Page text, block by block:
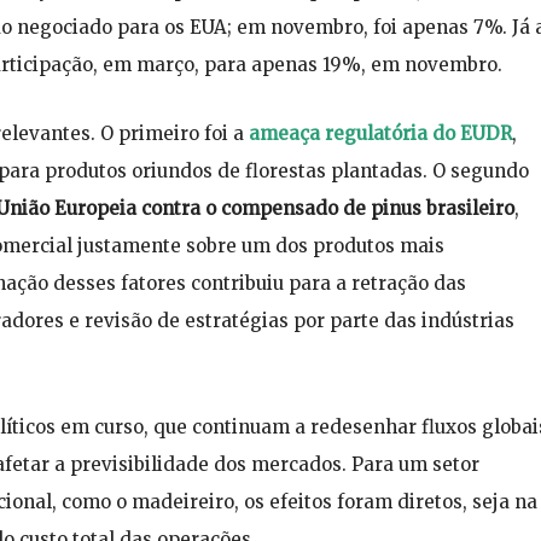
negociado para os EUA; em novembro, foi apenas 7%. Já
em março, para apenas 19%, em novembro.
O primeiro foi a ameaça regulatória do EUDR,
produtos oriundos de florestas plantadas. O segundo
Europeia contra o compensado de pinus brasileiro,
justamente sobre um dos produtos mais
desses fatores contribuiu para a retração das
e revisão de estratégias por parte das indústrias
em curso, que continuam a redesenhar fluxos
a previsibilidade dos mercados. Para um setor
como o madeireiro, os efeitos foram diretos, seja na